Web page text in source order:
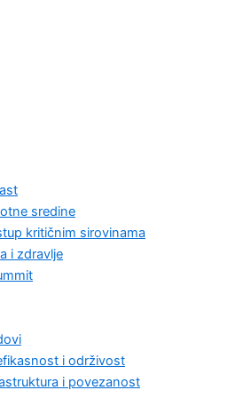
sredine
kritičnim sirovinama
i zdravlje
i održivost
i povezanost